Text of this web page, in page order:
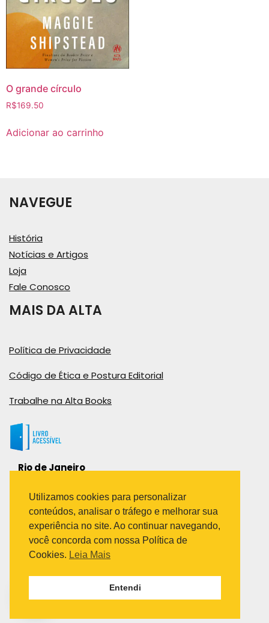
O grande círculo
R$169.50
Adicionar ao carrinho
NAVEGUE
História
Notícias e Artigos
Loja
Fale Conosco
MAIS DA ALTA
Política de Privacidade
Código de Ética e Postura Editorial
Trabalhe na Alta Books
Rio de Janeiro
Bairro Industrial do Jacaré
Rio de Janeiro – RJ – CEP: 20970-031
Telefone:
(21) 3278-8069
(21) 3995-7512
Avenida Paulista 1636 / sala 1407
Utilizamos cookies para personalizar
conteúdos, analisar o tráfego e melhorar sua
experiência no site. Ao continuar navegando,
você concorda com nossa Política de
Cookies. Leia Mais
Entendi